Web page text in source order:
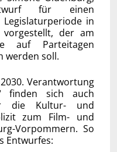
für einen
in
vorgestellt, der am
auf Parteitagen
werden soll.
Verantwortung
finden sich auch
die Kultur- und
zum Film- und
Vorpommern. So
Entwurfes: